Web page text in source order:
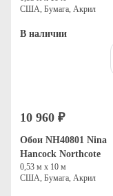
США, Бумага, Акрил
В наличии
10 960 ₽
Обои NH40801 Nina
Hancock Northcote
0,53 м х 10 м
США, Бумага, Акрил